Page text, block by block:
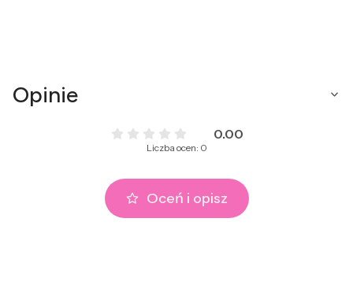
Opinie
0.00
Liczba ocen: 0
Oceń i opisz